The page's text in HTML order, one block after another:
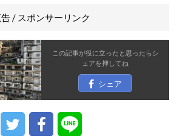
/ スポンサーリンク
この記事が役に立ったと思ったらシ
ェアを押してね
シェア